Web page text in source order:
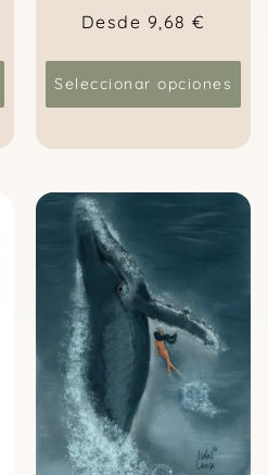
Desde 9,68 €
Seleccionar opciones